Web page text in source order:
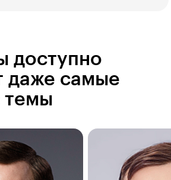
доступно
даже самые
темы